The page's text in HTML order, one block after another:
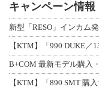
キャンペーン情報
【KTM】「990 DUKE／
【KTM】「890 SMT 購